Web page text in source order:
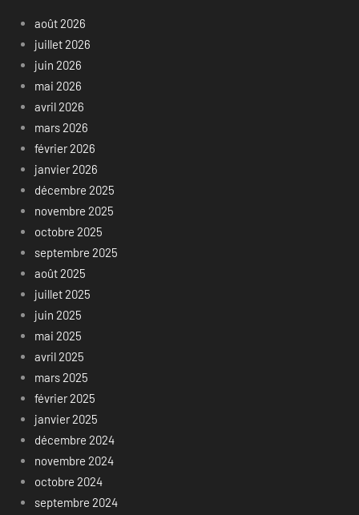
août 2026
juillet 2026
juin 2026
mai 2026
avril 2026
mars 2026
février 2026
janvier 2026
décembre 2025
novembre 2025
octobre 2025
septembre 2025
août 2025
juillet 2025
juin 2025
mai 2025
avril 2025
mars 2025
février 2025
janvier 2025
décembre 2024
novembre 2024
octobre 2024
septembre 2024